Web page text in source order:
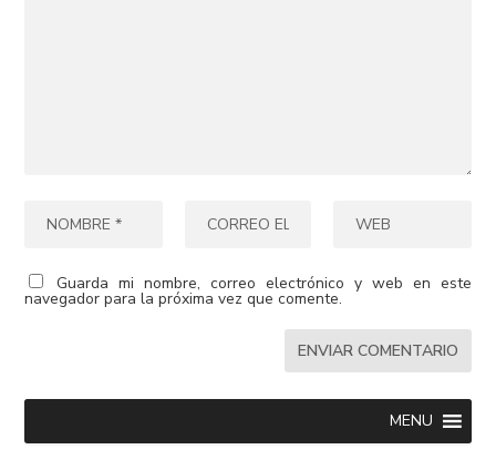
Guarda mi nombre, correo electrónico y web en este
navegador para la próxima vez que comente.
MENU